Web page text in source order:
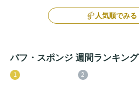
人気順でみる
パフ・スポンジ 週間ランキング
1 2